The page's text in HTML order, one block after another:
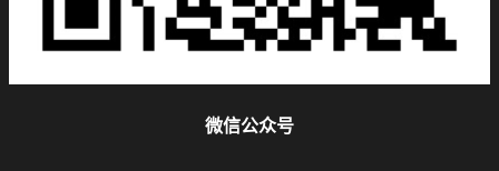
微信公众号